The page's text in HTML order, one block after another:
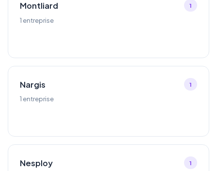
Montliard
1 entreprise
1
Nargis
1 entreprise
1
Nesploy 1